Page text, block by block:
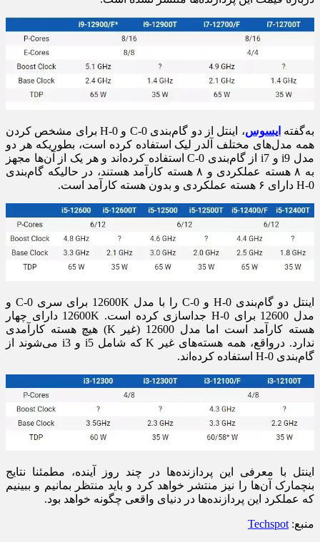
به‌گفته ایسوس
، اینتل از دو گام‌بندی C-0 و H-0 برای مشخص کردن
همه مدل‌های مختلف آلدر لیک استفاده کرده است، بطوریکه هر دو
مدل i9 و i7 از گام‌بندی C-0 استفاده کرده‌اند و هر یک از آن‌ها مجهز
به ۸ هسته عملکردی و ۸ هسته کارآمد هستند، در حالیکه گام‌بندی
H-0 دارای ۶ هسته عملکردی و بدون هسته کارآمد است.
اینتل دو گام‌بندی H-0 و C-0 را با مدل 12600K برای سری C-0 و
مدل 12600 برای H-0 جداسازی کرده است. 12600K دارای چهار
هسته کارآمد است اما مدل 12600 (غیر K) هیچ هسته کارآمدی
ندارد. درواقع، همه هسته‌های غیر K که شامل i5 و i3 می‌شوند از
گام‌بندی H-0 استفاده کرده‌اند.
اینتل با معرفی این پردازنده‌ها در چند روز آینده، مطمئنا نتایج
بنچمارک آن‌ها را نیز منتشر خواهد کرد و باید منتظر بمانیم و ببینیم
که عملکرد این پردازنده‌ها در دنیای واقعی چگونه خواهد بود.
منبع: Techspot